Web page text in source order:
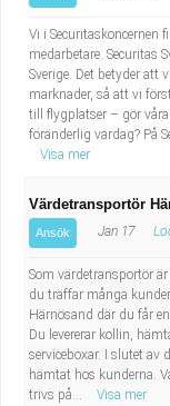
Vi i Securitaskoncernen
medarbetare. Securitas
Sverige. Det betyder att
marknader, så att vi
till flygplatser – gör
föränderlig vardag? På
Visa mer
Värdetransportör
Ansök Jan 17
Som värdetransportör
du träffar många
Härnösand där du får
Du levererar kollin,
serviceboxar. I slutet av
hämtat hos kunderna.
trivs på...
Visa mer